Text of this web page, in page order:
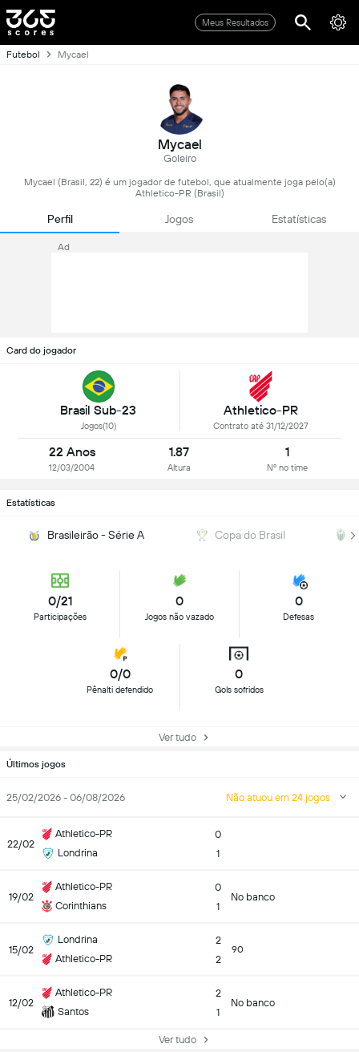
Meus Resultados
Futebol Mycael
Mycael
Goleiro
Mycael (Brasil, 22) é um jogador de futebol, que atualmente joga pelo(a)
Athletico-PR (Brasil)
Perfil Jogos Estatísticas
Ad
Card do jogador
Brasil Sub-23
Jogos(10)
Athletico-PR
Contrato até 31/12/2027
22 Anos
12/03/2004
1.87
Altura
1
Nº no time
Estatísticas
Brasileirão - Série A Copa do Brasil
0/21
Participações
0
Jogos não vazado
0
Defesas
0/0
Pênalti defendido
0
Gols sofridos
Ver tudo
Últimos jogos
25/02/2026 - 06/08/2026 Não atuou em 24 jogos
22/02
Athletico-PR
Londrina
0
1
19/02
Athletico-PR
Corinthians
0
1
No banco
15/02
Londrina
Athletico-PR
2
2
90
12/02
Athletico-PR
Santos
2
1
No banco
Ver tudo